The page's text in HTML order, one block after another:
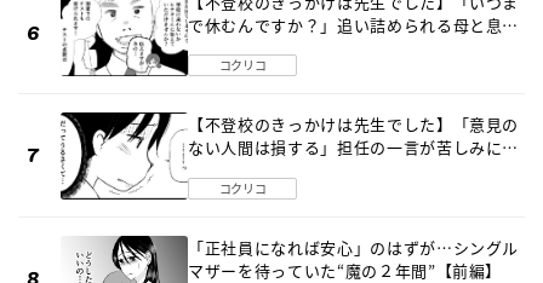
で休むんですか？」追い詰められる母と息子
コクリコ
【不登校のきっかけは先生でした】「意見の
ない人間は損する」担任の一言が苦しみに…
コクリコ
「正社員になれば安心」のはずが…シングル
マザーを待っていた“魔の２年間”【前編】